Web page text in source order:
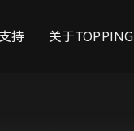
持 关于TOPPING